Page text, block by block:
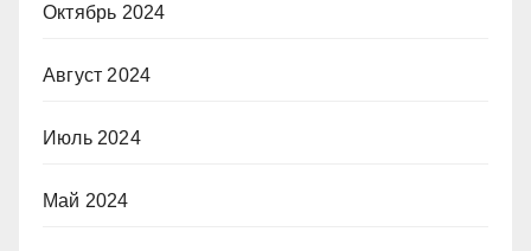
Октябрь 2024
Август 2024
Июль 2024
Май 2024